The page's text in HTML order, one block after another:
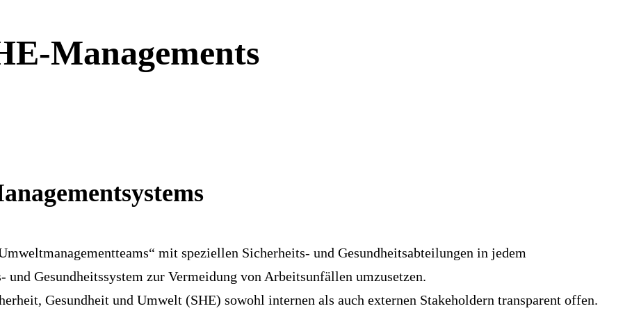
Managements
mit speziellen Sicherheits- und Gesundheitsabteilungen in jedem
und Gesundheitssystem zur Vermeidung von Arbeitsunfällen umzusetzen.
Gesundheit und Umwelt (SHE) sowohl internen als auch externen Stakeholdern transparent offen.